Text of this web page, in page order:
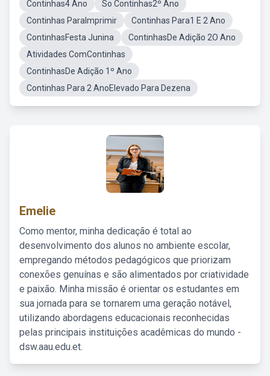
Continhas4 Ano
So Continhas2º Ano
Continhas ParaImprimir
Continhas Para1 E 2 Ano
ContinhasFesta Junina
ContinhasDe Adição 2O Ano
Atividades ComContinhas
ContinhasDe Adição 1º Ano
Continhas Para 2 AnoElevado Para Dezena
Emelie
Como mentor, minha dedicação é total ao
desenvolvimento dos alunos no ambiente escolar,
empregando métodos pedagógicos que priorizam
conexões genuínas e são alimentados por criatividade
e paixão. Minha missão é orientar os estudantes em
sua jornada para se tornarem uma geração notável,
utilizando abordagens educacionais reconhecidas
pelas principais instituições acadêmicas do mundo -
dsw.aau.edu.et.